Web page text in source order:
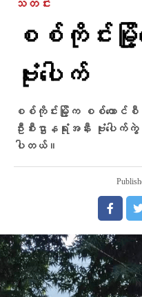
စစ်ကိုင်းမ
ဗုံးပေါက်
စစ်ကိုင်းမြို့က စစ်ကောင်စီ
ဦးစီးဌာနရုံးအနီး ဗုံးပေါက်ကွဲ
ပါတယ်။